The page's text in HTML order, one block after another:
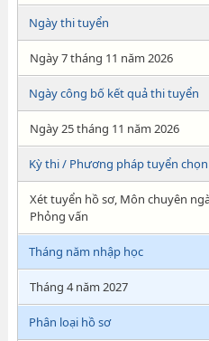
Ngày thi tuyển
Ngày 7 tháng 11 năm 2026
Ngày công bố kết quả thi tuyển
Ngày 25 tháng 11 năm 2026
Kỳ thi / Phương pháp tuyển chọn
Xét tuyển hồ sơ, Môn chuyên
Phỏng vấn
Tháng năm nhập học
Tháng 4 năm 2027
Phân loại hồ sơ